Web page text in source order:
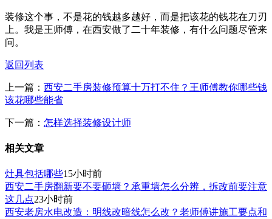
装修这个事，不是花的钱越多越好，而是把该花的钱花在刀刃
上。我是王师傅，在西安做了二十年装修，有什么问题尽管来
问。
返回列表
上一篇： 西安二手房装修预算十万打不住？王师傅教你哪些钱
该花哪些能省
下一篇： 怎样选择装修设计师
相关文章
灶具包括哪些15小时前
西安二手房翻新要不要砸墙？承重墙怎么分辨，拆改前要注意
这几点23小时前
西安老房水电改造：明线改暗线怎么改？老师傅讲施工要点和